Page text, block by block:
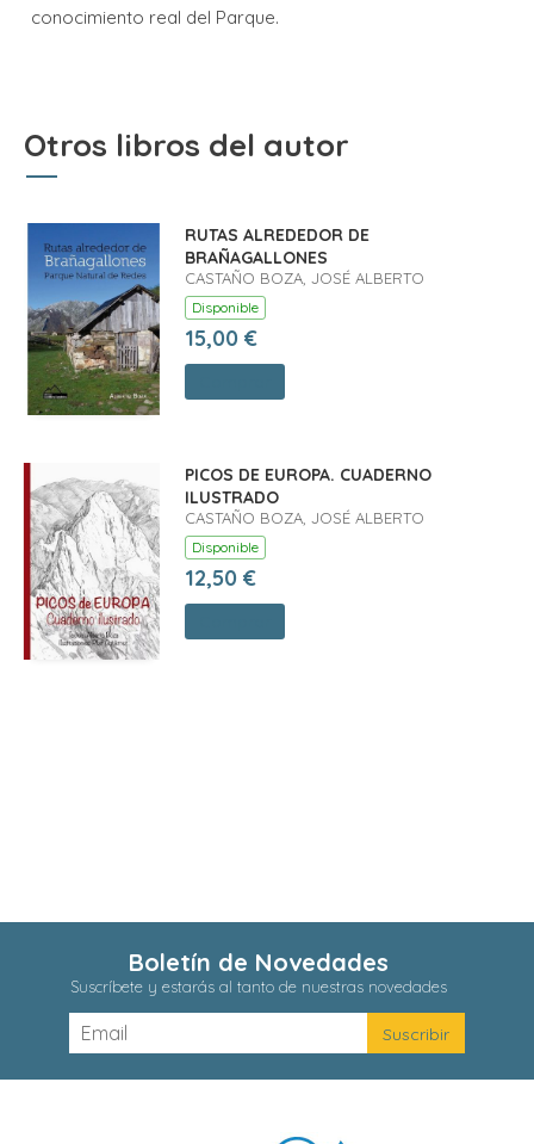
conocimiento real del Parque.
Otros libros del autor
RUTAS ALREDEDOR DE
BRAÑAGALLONES
CASTAÑO BOZA, JOSÉ ALBERTO
Disponible
15,00 €
PICOS DE EUROPA. CUADERNO
ILUSTRADO
CASTAÑO BOZA, JOSÉ ALBERTO
Disponible
12,50 €
Boletín de Novedades
Suscríbete y estarás al tanto de nuestras novedades